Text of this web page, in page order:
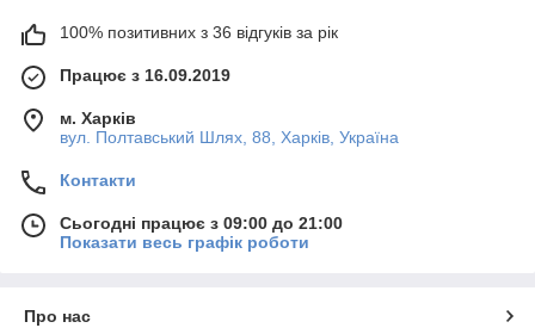
100% позитивних з 36 відгуків за рік
Працює з 16.09.2019
м. Харків
вул. Полтавський Шлях, 88, Харків, Україна
Контакти
Сьогодні працює з 09:00 до 21:00
Показати весь графік роботи
Про нас